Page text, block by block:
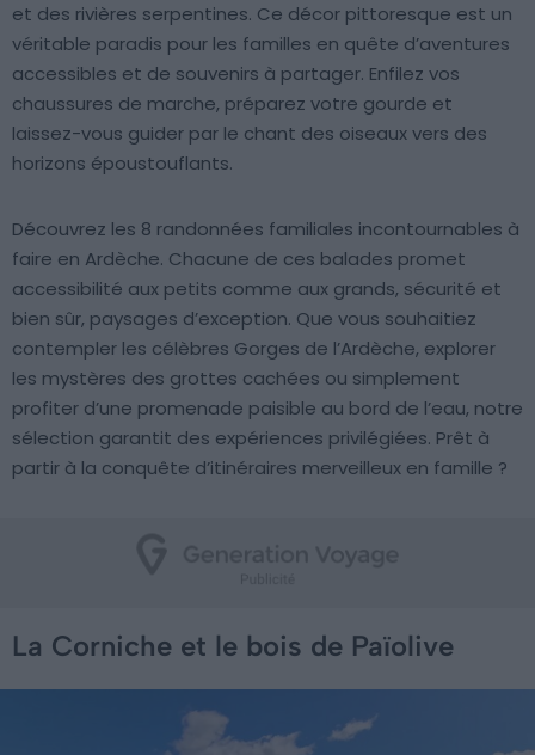
et des rivières serpentines. Ce décor pittoresque est un
véritable paradis pour les familles en quête d’aventures
accessibles et de souvenirs à partager. Enfilez vos
chaussures de marche, préparez votre gourde et
laissez-vous guider par le chant des oiseaux vers des
horizons époustouflants.
Découvrez les 8 randonnées familiales incontournables à
faire en Ardèche. Chacune de ces balades promet
accessibilité aux petits comme aux grands, sécurité et
bien sûr, paysages d’exception. Que vous souhaitiez
contempler les célèbres Gorges de l’Ardèche, explorer
les mystères des grottes cachées ou simplement
profiter d’une promenade paisible au bord de l’eau, notre
sélection garantit des expériences privilégiées. Prêt à
partir à la conquête d’itinéraires merveilleux en famille ?
La Corniche et le bois de Païolive